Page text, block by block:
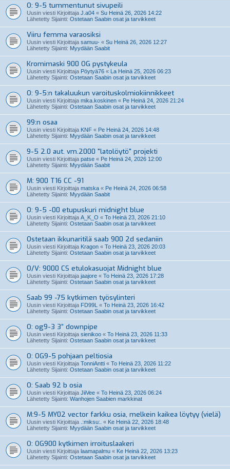
O: 9-5 tummentunut sivupeili
Uusin viesti Kirjoittaja J.a04 « Su Heinä 26, 2026 14:22
Lähetetty Sijainti: Ostetaan Saabin osat ja tarvikkeet
Viiru femma varaosiksi
Uusin viesti Kirjoittaja samuu- « Su Heinä 26, 2026 12:27
Lähetetty Sijainti: Myydään Saabit
Kromimaski 900 OG pystykeula
Uusin viesti Kirjoittaja Pöytyä76 « La Heinä 25, 2026 06:23
Lähetetty Sijainti: Ostetaan Saabin osat ja tarvikkeet
O: 9-5:n takaluukun varoituskolmiokiinnikkeet
Uusin viesti Kirjoittaja mika.koskinen « Pe Heinä 24, 2026 21:24
Lähetetty Sijainti: Ostetaan Saabin osat ja tarvikkeet
99:n osaa
Uusin viesti Kirjoittaja KNF « Pe Heinä 24, 2026 14:48
Lähetetty Sijainti: Myydään Saabin osat ja tarvikkeet
9-5 2.0 aut. vm.2000 "latolöytö" projekti
Uusin viesti Kirjoittaja patse « Pe Heinä 24, 2026 12:00
Lähetetty Sijainti: Myydään Saabit
M: 900 T16 CC -91
Uusin viesti Kirjoittaja matska « Pe Heinä 24, 2026 06:58
Lähetetty Sijainti: Myydään Saabit
O: 9-5 -00 etupuskuri midnight blue
Uusin viesti Kirjoittaja A_K_O « To Heinä 23, 2026 21:10
Lähetetty Sijainti: Ostetaan Saabin osat ja tarvikkeet
Ostetaan ikkunaritilä saab 900 2d sedaniin
Uusin viesti Kirjoittaja Kragon « To Heinä 23, 2026 20:03
Lähetetty Sijainti: Ostetaan Saabin osat ja tarvikkeet
O/V: 9000 CS etulokasuojat Midnight blue
Uusin viesti Kirjoittaja jaajore « To Heinä 23, 2026 17:28
Lähetetty Sijainti: Ostetaan Saabin osat ja tarvikkeet
Saab 99 -75 kytkimen työsylinteri
Uusin viesti Kirjoittaja FD99L « To Heinä 23, 2026 16:42
Lähetetty Sijainti: Ostetaan Saabin osat ja tarvikkeet
O: og9-3 3” downpipe
Uusin viesti Kirjoittaja sienikoo « To Heinä 23, 2026 11:33
Lähetetty Sijainti: Ostetaan Saabin osat ja tarvikkeet
O: OG9-5 pohjaan peltiosia
Uusin viesti Kirjoittaja TonniAntti « To Heinä 23, 2026 11:22
Lähetetty Sijainti: Ostetaan Saabin osat ja tarvikkeet
O: Saab 92 b osia
Uusin viesti Kirjoittaja JiiVee « To Heinä 23, 2026 06:24
Lähetetty Sijainti: Wanhojen Saabien markkinat
M:9-5 MY02 vector farkku osia, melkein kaikea löytyy (vielä)
Uusin viesti Kirjoittaja .:miksu:. « Ke Heinä 22, 2026 18:48
Lähetetty Sijainti: Myydään Saabin osat ja tarvikkeet
O: OG900 kytkimen irroituslaakeri
Uusin viesti Kirjoittaja laamapalmu « Ke Heinä 22, 2026 13:23
Lähetetty Sijainti: Ostetaan Saabin osat ja tarvikkeet